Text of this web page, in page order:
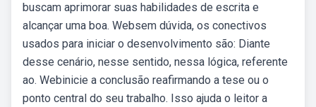
buscam aprimorar suas habilidades de escrita e
alcançar uma boa. Websem dúvida, os conectivos
usados para iniciar o desenvolvimento são: Diante
desse cenário, nesse sentido, nessa lógica, referente
ao. Webinicie a conclusão reafirmando a tese ou o
ponto central do seu trabalho. Isso ajuda o leitor a